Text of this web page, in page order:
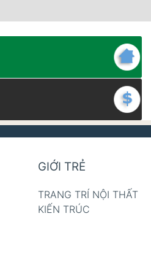
GIỚI TRẺ
TRANG TRÍ NỘI THẤT
KIẾN TRÚC